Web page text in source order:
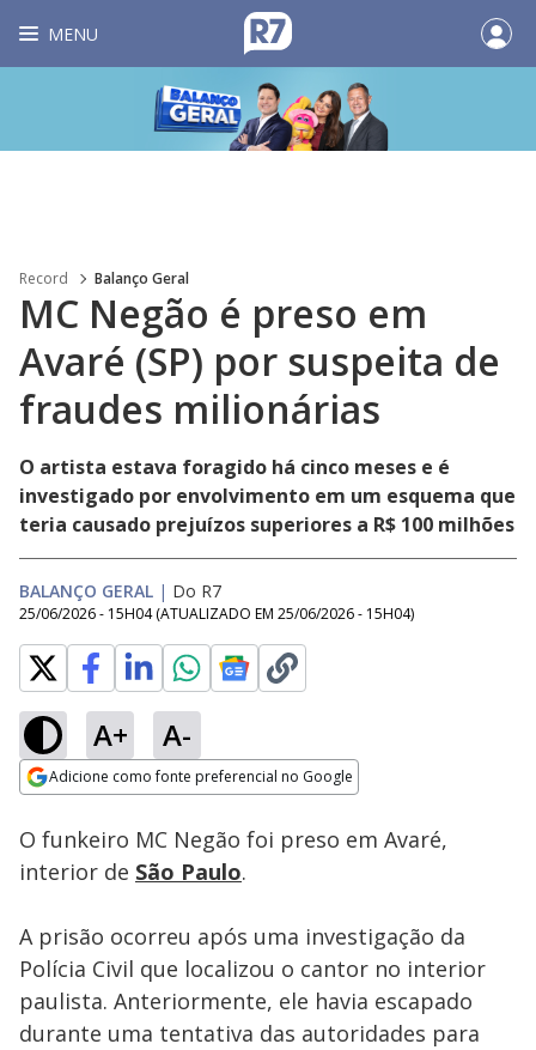
MENU
Record Balanço Geral
MC Negão é preso em
Avaré (SP) por suspeita de
fraudes milionárias
O artista estava foragido há cinco meses e é
investigado por envolvimento em um esquema que
teria causado prejuízos superiores a R$ 100 milhões
BALANÇO GERAL | Do R7
25/06/2026 - 15H04 (ATUALIZADO EM 25/06/2026 - 15H04)
A+ A-
Adicione como fonte preferencial no Google
Ativar
Loaded
29.82%
O funkeiro MC Negão foi preso em Avaré,
interior de São Paulo.
A prisão ocorreu após uma investigação da
Polícia Civil que localizou o cantor no interior
paulista. Anteriormente, ele havia escapado
durante uma tentativa das autoridades para